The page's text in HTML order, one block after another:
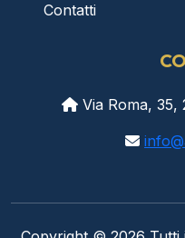
Contatti
Via Roma, 35,